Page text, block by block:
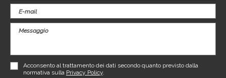
Acconsento al trattamento dei dati secondo quanto previsto dalla
normativa sulla Privacy Policy.